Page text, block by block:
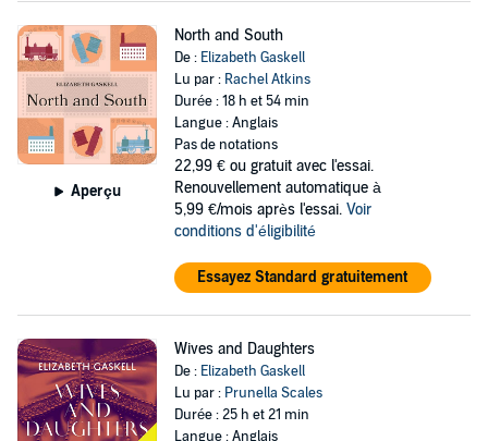
Aperçu
North and South
De : Elizabeth Gaskell
Lu par : Rachel Atkins
Durée : 18 h et 54 min
Langue : Anglais
Pas de notations
22,99 € ou gratuit avec l'essai.
Renouvellement automatique à
5,99 €/mois après l'essai. Voir
conditions d'éligibilité
Essayez Standard gratuitement
Wives and Daughters
De : Elizabeth Gaskell
Lu par : Prunella Scales
Durée : 25 h et 21 min
Langue : Anglais